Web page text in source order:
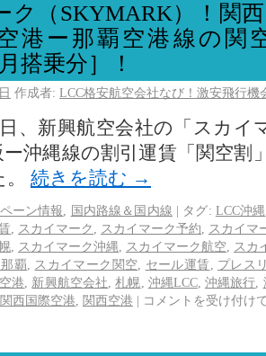
ク（SKYMARK）！関
港ー那覇空港線の関
搭乗分］！
作成者: LCC格安航空会社なび！激安飛行機
、新興航空会社の「スカイ
沖縄線の割引運賃「関空割
続きを読む →
ーン情報 国内路線＆国内線 | タグ: LCC沖縄
スカイマーク スカイマーク予約
スカイマ
スカイマーク沖縄 スカイマーク航空
スカ
覇 スカイマーク関空 セール運賃
プレス
港 新興航空会社 ,札幌 沖縄LCC, 沖縄旅行
関西国際空港 関西空港 | コメントを受け付け